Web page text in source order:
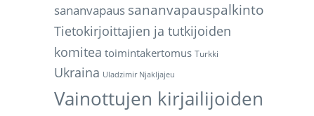
sananvapaus sananvapauspalkinto
Tietokirjoittajien ja tutkijoiden
komitea toimintakertomus Turkki
Ukraina Uladzimir Njakljajeu
Vainottujen kirjailijoiden